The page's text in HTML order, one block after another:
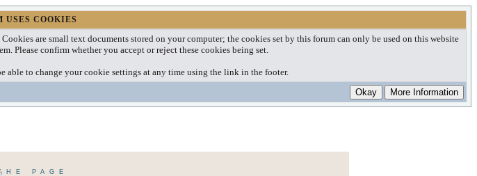
USES COOKIES
are small text documents stored on your computer; the cookies set by this forum can only be used on this website
Please confirm whether you accept or reject these cookies being set.
able to change your cookie settings at any time using the link in the footer.
PAGE